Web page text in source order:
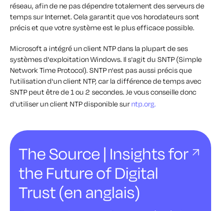
réseau, afin de ne pas dépendre totalement des serveurs de
temps sur Internet. Cela garantit que vos horodateurs sont
précis et que votre système est le plus efficace possible.
Microsoft a intégré un client NTP dans la plupart de ses
systèmes d'exploitation Windows. Il s'agit du SNTP (Simple
Network Time Protocol). SNTP n'est pas aussi précis que
l'utilisation d'un client NTP, car la différence de temps avec
SNTP peut être de 1 ou 2 secondes. Je vous conseille donc
d'utiliser un client NTP disponible sur ntp.org.
The Source | Insights for
the Future of Digital
Trust (en anglais)